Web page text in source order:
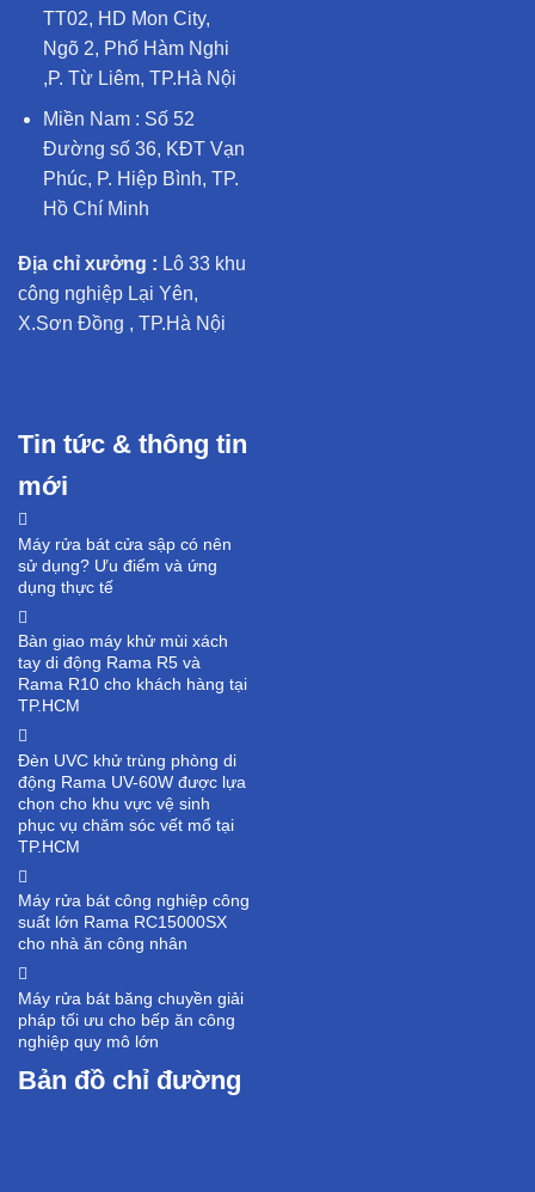
TT02, HD Mon City,
Ngõ 2, Phố Hàm Nghi
,P. Từ Liêm, TP.Hà Nội
Miền Nam : Số 52
Đường số 36, KĐT Vạn
Phúc, P. Hiệp Bình, TP.
Hồ Chí Minh
Địa chỉ xưởng : Lô 33 khu
công nghiệp Lại Yên,
X.Sơn Đồng , TP.Hà Nội
Tin tức & thông tin
mới
Máy rửa bát cửa sập có nên
sử dụng? Ưu điểm và ứng
dụng thực tế
Bàn giao máy khử mùi xách
tay di động Rama R5 và
Rama R10 cho khách hàng tại
TP.HCM
Đèn UVC khử trùng phòng di
động Rama UV-60W được lựa
chọn cho khu vực vệ sinh
phục vụ chăm sóc vết mổ tại
TP.HCM
Máy rửa bát công nghiệp công
suất lớn Rama RC15000SX
cho nhà ăn công nhân
Máy rửa bát băng chuyền giải
pháp tối ưu cho bếp ăn công
nghiệp quy mô lớn
Bản đồ chỉ đường